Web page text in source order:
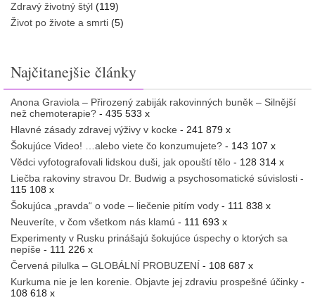
Zdravý životný štýl (119)
Život po živote a smrti (5)
Najčitanejšie články
Anona Graviola – Přirozený zabiják rakovinných buněk – Silnější
než chemoterapie? - 435 533 x
Hlavné zásady zdravej výživy v kocke - 241 879 x
Šokujúce Video! …alebo viete čo konzumujete? - 143 107 x
Vědci vyfotografovali lidskou duši, jak opouští tělo - 128 314 x
Liečba rakoviny stravou Dr. Budwig a psychosomatické súvislosti -
115 108 x
Šokujúca „pravda“ o vode – liečenie pitím vody - 111 838 x
Neuveríte, v čom všetkom nás klamú - 111 693 x
Experimenty v Rusku prinášajú šokujúce úspechy o ktorých sa
nepíše - 111 226 x
Červená pilulka – GLOBÁLNÍ PROBUZENÍ - 108 687 x
Kurkuma nie je len korenie. Objavte jej zdraviu prospešné účinky -
108 618 x